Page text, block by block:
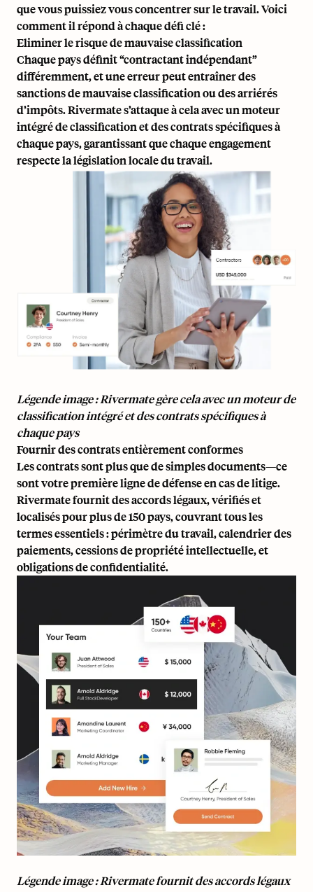
que vous puissiez vous concentrer sur le travail. Voici
comment il répond à chaque défi clé :
Eliminer le risque de mauvaise classification
Chaque pays définit “contractant indépendant”
différemment, et une erreur peut entraîner des
sanctions de mauvaise classificationou des arriérés
d’impôts. Rivermate s’attaque à cela avec un moteur
intégré de classification et des contrats spécifiques à
chaque pays, garantissant que chaque engagement
respecte la législation locale du travail.
Légende image : Rivermate gère cela avec un moteur de
classification intégré et des contrats spécifiques à
chaque pays
Fournir des contrats entièrement conformes
Les contrats sont plus que de simples documents—ce
sont votre première ligne de défense en cas de litige.
Rivermate fournit des accords légaux, vérifiés et
localisés pour plus de 150 pays, couvrant tous les
termes essentiels : périmètre du travail, calendrier des
paiements, cessions de propriété intellectuelle, et
obligations de confidentialité.
Légende image : Rivermate fournit des accords légaux